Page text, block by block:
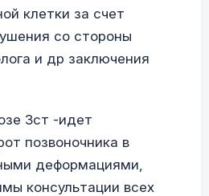
клетки за счет
со стороны
и др заключения
3ст -идет
позвоночника в
деформациями,
консультации всех